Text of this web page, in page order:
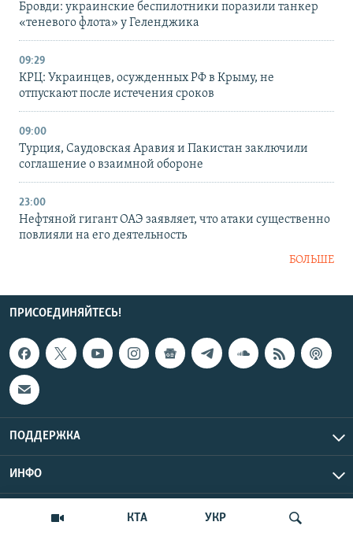
КТА УКР
Бровди: украинские беспилотники поразили танкер
«теневого флота» у Геленджика
09:29
КРЦ: Украинцев, осужденных РФ в Крыму, не
отпускают после истечения сроков
09:00
Турция, Саудовская Аравия и Пакистан заключили
соглашение о взаимной обороне
23:00
Нефтяной гигант ОАЭ заявляет, что атаки существенно
повлияли на его деятельность
БОЛЬШЕ
ПРИСОЕДИНЯЙТЕСЬ!
ПОДДЕРЖКА
ИНФО
Copyright Крым.Реалии, 2026 | Все права защищены.
UTC+3